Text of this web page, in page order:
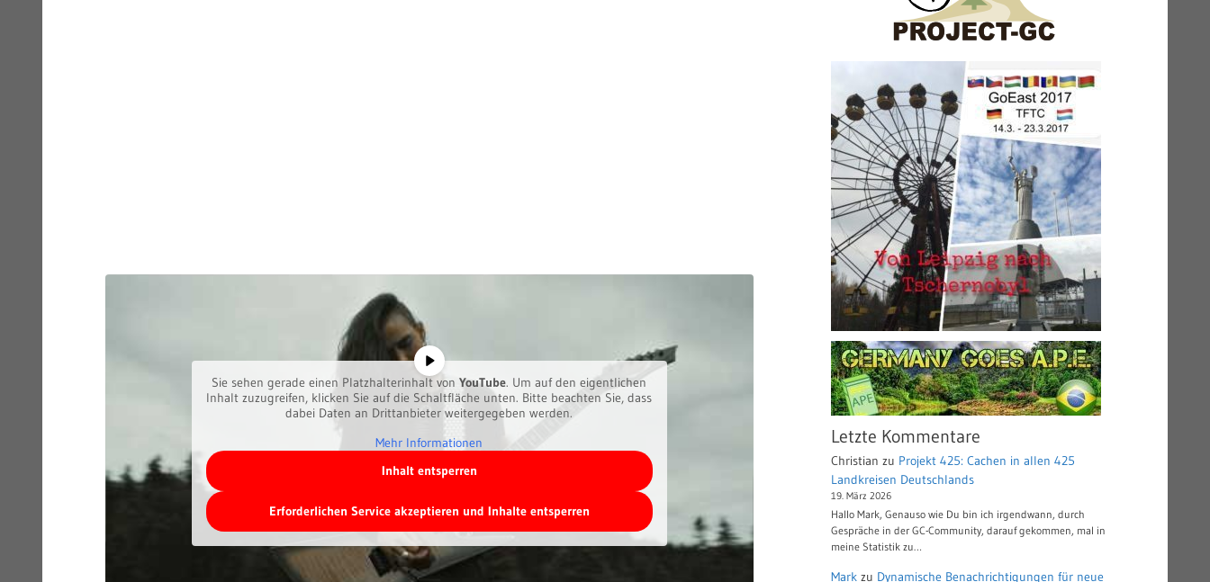
Sie sehen gerade einen Platzhalterinhalt von YouTube. Um auf den eigentlichen
Inhalt zuzugreifen, klicken Sie auf die Schaltfläche unten. Bitte beachten Sie, dass
dabei Daten an Drittanbieter weitergegeben werden.
Mehr Informationen
Inhalt entsperren
Erforderlichen Service akzeptieren und Inhalte entsperren
Letzte Kommentare
Christian zu Projekt 425: Cachen in allen 425
Landkreisen Deutschlands
19. März 2026
Hallo Mark, Genauso wie Du bin ich irgendwann, durch
Gespräche in der GC-Community, darauf gekommen, mal in
meine Statistik zu…
Mark zu Dynamische Benachrichtigungen für neue